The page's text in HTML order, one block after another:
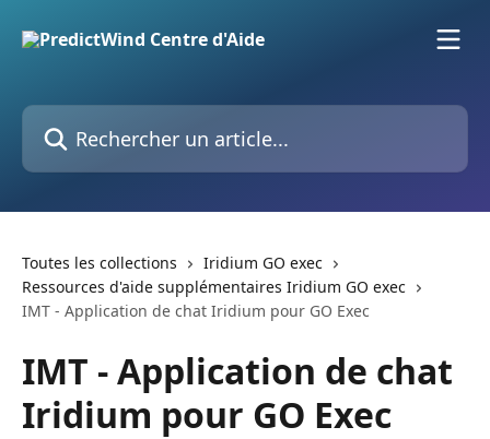
Rechercher un article...
Toutes les collections
Iridium GO exec
Ressources d'aide supplémentaires Iridium GO exec
IMT - Application de chat Iridium pour GO Exec
IMT - Application de chat
Iridium pour GO Exec